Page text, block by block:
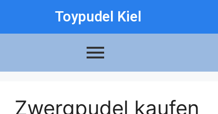
Toypudel Kiel
Zwergpudel kaufen